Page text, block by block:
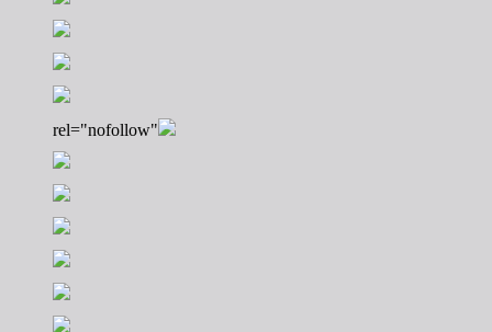
rel="nofollow"